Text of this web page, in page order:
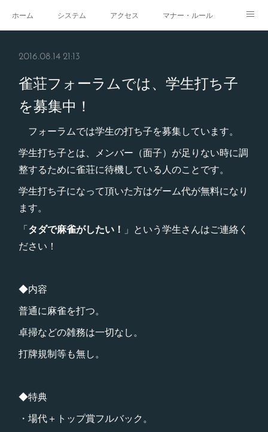
ホーム システム アクセス マナー・ルール
2016.08.14 21:13
雀荘フォーラムでは、学生打ち子
を募集中！
フォーラムでは学生の打ち子を募集しています。
学生打ち子とは、メンバー（面子）が足りない時に調
整するために雀荘に待機している人のことです。
学生打ち子になって頂いた方はゲーム代が無料になり
ます。
「タダで麻雀がしたい！ 」という学生さんはご連絡く
ださい！
◆内容
普通に麻雀を打つ。
卓掃などの雑務は一切なし。
打牌規制等も無し。
◆特典
・場代＋トップ賞フルバック。